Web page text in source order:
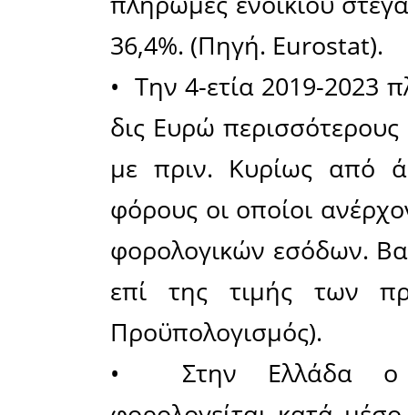
• Την
έφτασε
κάθε
38.000